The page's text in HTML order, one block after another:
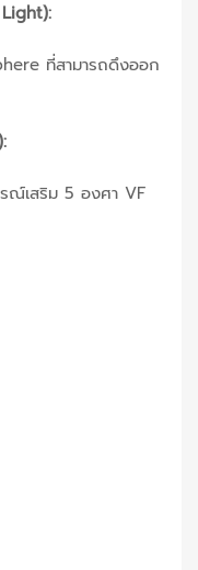
ที่สามารถดึงออก
ณ์เสริม 5 องศา VF